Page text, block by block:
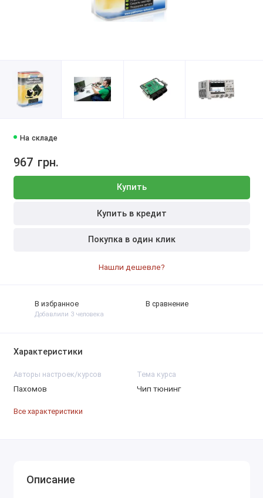
На складе
967 грн.
Купить
Купить в кредит
Покупка в один клик
Нашли дешевле?
В избранное
Добавлили 3 человека
В сравнение
Характеристики
Авторы настроек/курсов
Пахомов
Тема курса
Чип тюнинг
Все характеристики
Описание